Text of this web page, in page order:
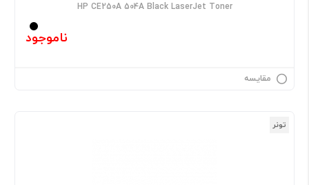
HP CE250A 504A Black LaserJet Toner
ناموجود
مقایسه
تونر